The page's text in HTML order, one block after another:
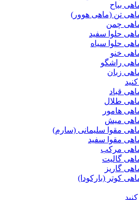
بیاح
تن (ماهی هوور)
چمن
حلوا سفید
حلوا سیاه
خنو
راشگو
زبان
قباد
طلال
هامور
میش
مقوا سلیمانی (سارم)
مقوا سفید
مرکب
گالیت
گاریز
کوتر (بارکودا)